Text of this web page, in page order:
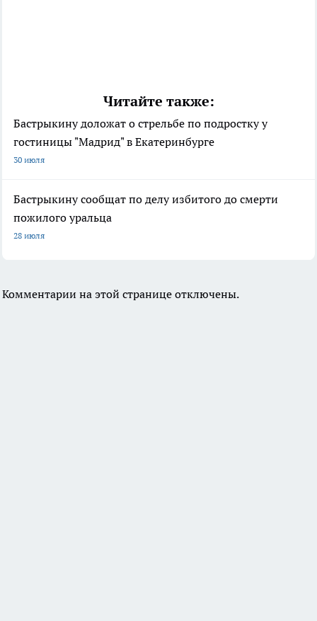
Читайте также:
Бастрыкину доложат о стрельбе по подростку у
гостиницы "Мадрид" в Екатеринбурге
30 июля
Бастрыкину сообщат по делу избитого до смерти
пожилого уральца
28 июля
Комментарии на этой странице отключены.